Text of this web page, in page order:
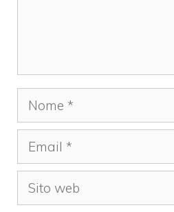
Nome
Email
Sito
web